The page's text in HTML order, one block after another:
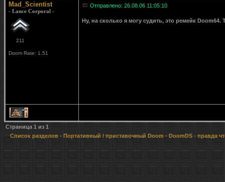
Mad_Scientist
- Lance Corporal -
211
Doom Rate: 1.51
Отправлено: 26.08.06 11:05:10
Ну, на сколько я могу судить, это ремейк
1
Страница 1из 1
Список разделов- Портативный / приставочный Doom - DoomDS - правда